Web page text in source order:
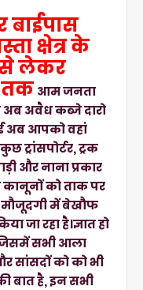
क्षेत्र के
से लेकर
तक आम जनता
अब अवैध कब्जे दारो
अब आपको वहां
ट्रक
और नाना प्रकार
कानूनों को ताक पर
में बेखौफ
जा रहा है।ज्ञात हो
सभी आला
सांसदों को को भी
बात है, इन सभी